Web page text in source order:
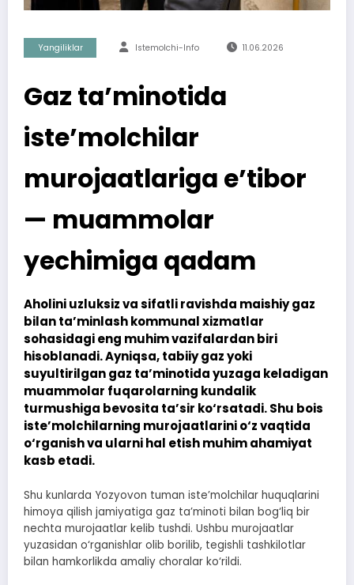
Yangiliklar Istemolchi-Info 11.06.2026
Gaz ta’minotida
iste’molchilar
murojaatlariga e’tibor
— muammolar
yechimiga qadam
Aholini uzluksiz va sifatli ravishda maishiy gaz
bilan ta’minlash kommunal xizmatlar
sohasidagi eng muhim vazifalardan biri
hisoblanadi. Ayniqsa, tabiiy gaz yoki
suyultirilgan gaz ta’minotida yuzaga keladigan
muammolar fuqarolarning kundalik
turmushiga bevosita ta’sir ko‘rsatadi. Shu bois
iste’molchilarning murojaatlarini o‘z vaqtida
o‘rganish va ularni hal etish muhim ahamiyat
kasb etadi.
Shu kunlarda Yozyovon tuman iste’molchilar huquqlarini
himoya qilish jamiyatiga gaz ta’minoti bilan bog‘liq bir
nechta murojaatlar kelib tushdi. Ushbu murojaatlar
yuzasidan o‘rganishlar olib borilib, tegishli tashkilotlar
bilan hamkorlikda amaliy choralar ko‘rildi.